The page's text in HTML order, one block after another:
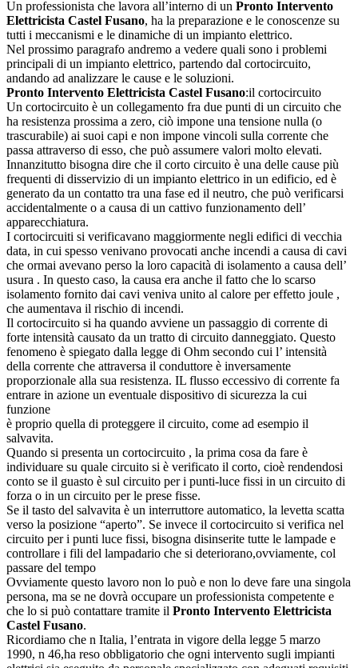
Un professionista che lavora all’interno di un Pronto Intervento
Elettricista Castel Fusano, ha la preparazione e le conoscenze su
tutti i meccanismi e le dinamiche di un impianto elettrico.
Nel prossimo paragrafo andremo a vedere quali sono i problemi
principali di un impianto elettrico, partendo dal cortocircuito,
andando ad analizzare le cause e le soluzioni.
Pronto Intervento Elettricista Castel Fusano:il cortocircuito
Un cortocircuito è un collegamento fra due punti di un circuito che
ha resistenza prossima a zero, ciò impone una tensione nulla (o
trascurabile) ai suoi capi e non impone vincoli sulla corrente che
passa attraverso di esso, che può assumere valori molto elevati.
Innanzitutto bisogna dire che il corto circuito è una delle cause più
frequenti di disservizio di un impianto elettrico in un edificio, ed è
generato da un contatto tra una fase ed il neutro, che può verificarsi
accidentalmente o a causa di un cattivo funzionamento dell’
apparecchiatura.
I cortocircuiti si verificavano maggiormente negli edifici di vecchia
data, in cui spesso venivano provocati anche incendi a causa di cavi
che ormai avevano perso la loro capacità di isolamento a causa dell’
usura . In questo caso, la causa era anche il fatto che lo scarso
isolamento fornito dai cavi veniva unito al calore per effetto joule ,
che aumentava il rischio di incendi.
Il cortocircuito si ha quando avviene un passaggio di corrente di
forte intensità causato da un tratto di circuito danneggiato. Questo
fenomeno è spiegato dalla legge di Ohm secondo cui l’ intensità
della corrente che attraversa il conduttore è inversamente
proporzionale alla sua resistenza. IL flusso eccessivo di corrente fa
entrare in azione un eventuale dispositivo di sicurezza la cui
funzione
è proprio quella di proteggere il circuito, come ad esempio il
salvavita.
Quando si presenta un cortocircuito , la prima cosa da fare è
individuare su quale circuito si è verificato il corto, cioè rendendosi
conto se il guasto è sul circuito per i punti-luce fissi in un circuito di
forza o in un circuito per le prese fisse.
Se il tasto del salvavita è un interruttore automatico, la levetta scatta
verso la posizione “aperto”. Se invece il cortocircuito si verifica nel
circuito per i punti luce fissi, bisogna disinserite tutte le lampade e
controllare i fili del lampadario che si deteriorano,ovviamente, col
passare del tempo
Ovviamente questo lavoro non lo può e non lo deve fare una singola
persona, ma se ne dovrà occupare un professionista competente e
che lo si può contattare tramite il Pronto Intervento Elettricista
Castel Fusano.
Ricordiamo che n Italia, l’entrata in vigore della legge 5 marzo
1990, n 46,ha reso obbligatorio che ogni intervento sugli impianti